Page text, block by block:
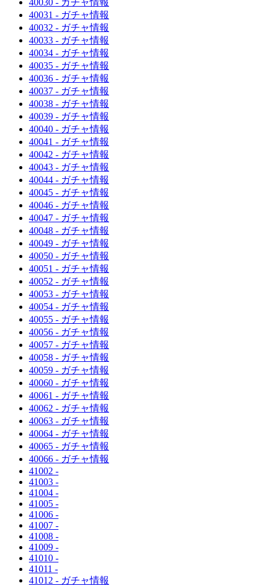
40031 - ガチャ情報
40032 - ガチャ情報
40033 - ガチャ情報
40034 - ガチャ情報
40035 - ガチャ情報
40036 - ガチャ情報
40037 - ガチャ情報
40038 - ガチャ情報
40039 - ガチャ情報
40040 - ガチャ情報
40041 - ガチャ情報
40042 - ガチャ情報
40043 - ガチャ情報
40044 - ガチャ情報
40045 - ガチャ情報
40046 - ガチャ情報
40047 - ガチャ情報
40048 - ガチャ情報
40049 - ガチャ情報
40050 - ガチャ情報
40051 - ガチャ情報
40052 - ガチャ情報
40053 - ガチャ情報
40054 - ガチャ情報
40055 - ガチャ情報
40056 - ガチャ情報
40057 - ガチャ情報
40058 - ガチャ情報
40059 - ガチャ情報
40060 - ガチャ情報
40061 - ガチャ情報
40062 - ガチャ情報
40063 - ガチャ情報
40064 - ガチャ情報
40065 - ガチャ情報
40066 - ガチャ情報
41002 -
41003 -
41004 -
41005 -
41006 -
41007 -
41008 -
41009 -
41010 -
41011 -
41012 - ガチャ情報